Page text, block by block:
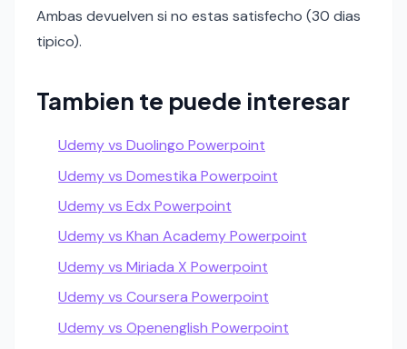
Ambas devuelven si no estas satisfecho (30 dias
tipico).
Tambien te puede interesar
Udemy vs Duolingo Powerpoint
Udemy vs Domestika Powerpoint
Udemy vs Edx Powerpoint
Udemy vs Khan Academy Powerpoint
Udemy vs Miriada X Powerpoint
Udemy vs Coursera Powerpoint
Udemy vs Openenglish Powerpoint